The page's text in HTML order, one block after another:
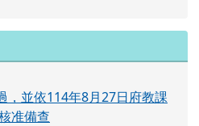
，並依114年8月27日府教課
准備查